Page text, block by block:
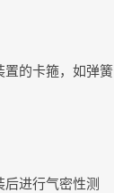
置的卡箍，如弹簧
进行气密性测